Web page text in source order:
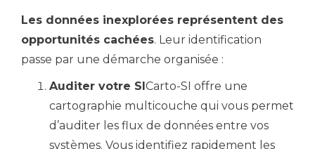
Les données inexplorées représentent des
opportunités cachées. Leur identification
passe par une démarche organisée :
Auditer votre SICarto-SI offre une
cartographie multicouche qui vous permet
d’auditer les flux de données entre vos
systèmes. Vous identifiez rapidement les